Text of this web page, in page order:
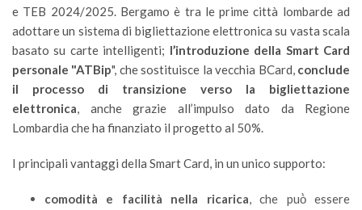
e TEB 2024/2025. Bergamo è tra le prime città lombarde ad
adottare un sistema di bigliettazione elettronica su vasta scala
basato su carte intelligenti; l’introduzione della Smart Card
personale "ATBip", che sostituisce la vecchia BCard, conclude
il processo di transizione verso la bigliettazione
elettronica, anche grazie all’impulso dato da Regione
Lombardia che ha finanziato il progetto al 50%.
I principali vantaggi della Smart Card, in un unico supporto:
comodità e facilità nella ricarica, che può̀ essere